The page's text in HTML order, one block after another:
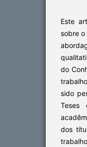
Este
sobre
do
sido
Teses
dos